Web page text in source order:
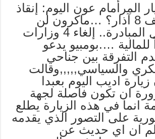
المرأمام عون اليوم: إنقاذ
البلد أم تحالف 8 آذار؟ …ماكرون لن
يرضى بتعديل المبادرة.. إلغاء 4 وزارات
….بومبيو يدعو
التفرقة بين جناحي
والسياسي,,,,,وقالت
اديب اليوم بعبدا
ان تكون فاصلة لجهة
انما في هذه الزيارة يطلع
على التصور الذي يقدمه
ان اي حديث عن